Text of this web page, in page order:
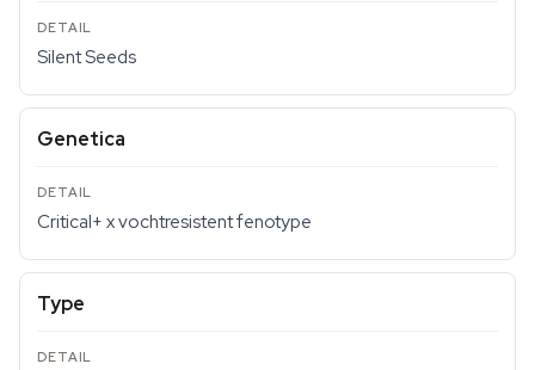
Silent Seeds
Genetica
Critical+ x vochtresistent fenotype
Type